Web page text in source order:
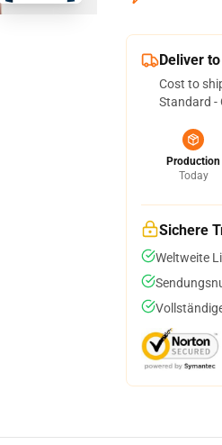
Deliver
Cost to
Standard -
Production
Today
Sichere
Weltweite